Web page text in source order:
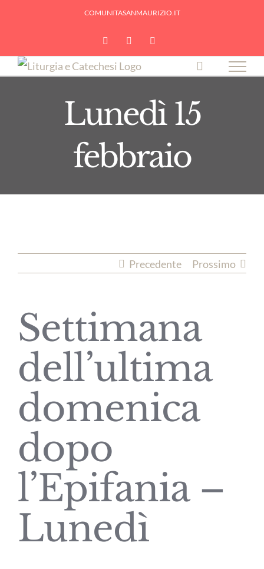
COMUNITASANMAURIZIO.IT
YouTubeFacebook
Lunedì 15
febbraio
Precedente Prossimo
Settimana
dell’ultima
domenica
dopo
l’Epifania –
Lunedì